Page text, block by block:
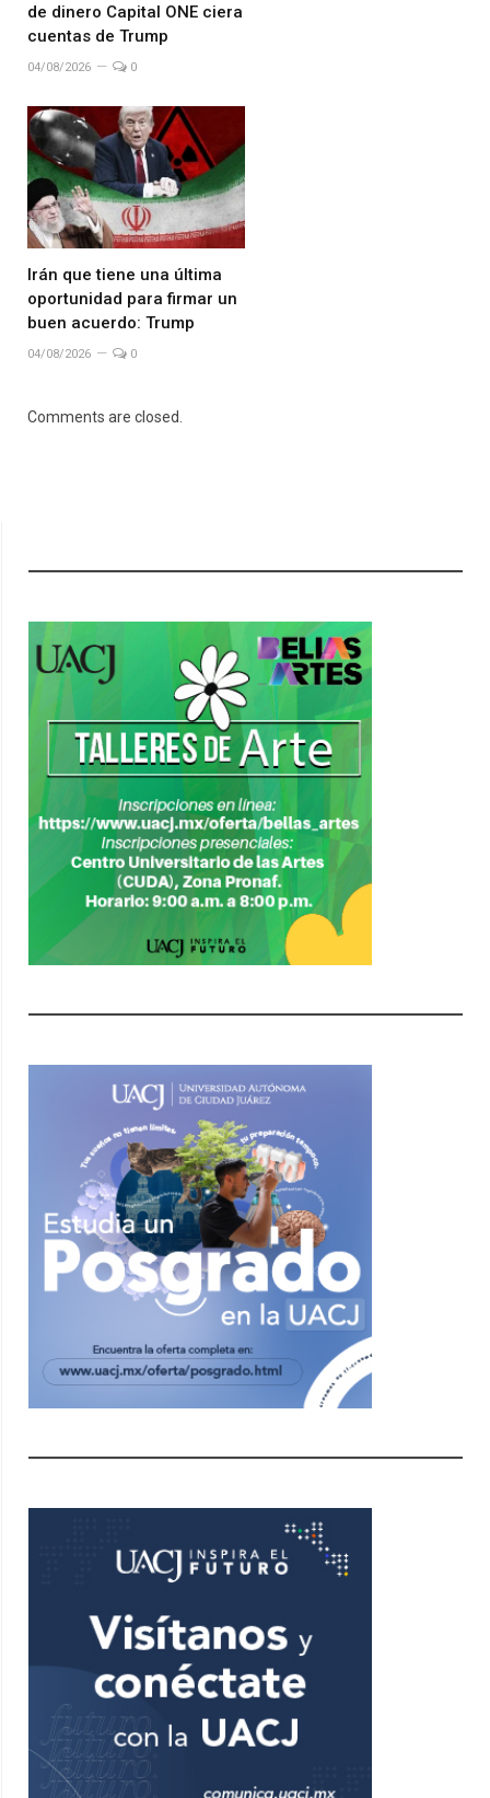
de dinero Capital ONE ciera
cuentas de Trump
04/08/2026 0
Irán que tiene una última
oportunidad para firmar un
buen acuerdo: Trump
04/08/2026 0
Comments are closed.